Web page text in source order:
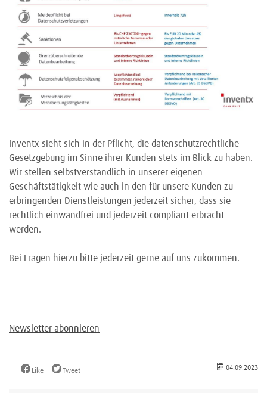
Inventx sieht sich in der Pflicht, die datenschutzrechtliche
Gesetzgebung im Sinne ihrer Kunden stets im Blick zu haben.
Wir stellen selbstverständlich in unserer eigenen
Geschäftstätigkeit wie auch in den für unsere Kunden zu
erbringenden Dienstleistungen jederzeit sicher, dass sie
rechtlich einwandfrei und jederzeit compliant erbracht
werden.
Bei Fragen hierzu bitte jederzeit gerne auf uns zukommen.
Newsletter abonnieren
Like Tweet 04.09.2023